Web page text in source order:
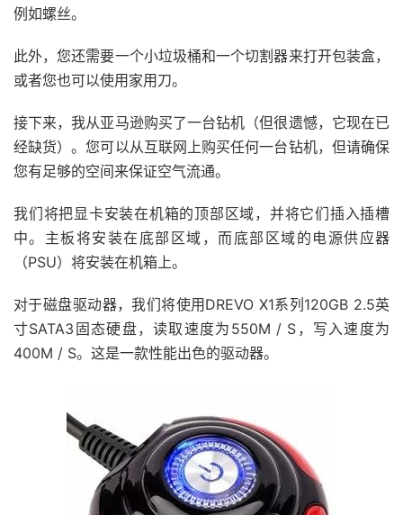
例如螺丝。
此外，您还需要一个小垃圾桶和一个切割器来打开包装盒，
或者您也可以使用家用刀。
接下来，我从亚马逊购买了一台钻机（但很遗憾，它现在已
经缺货）。您可以从互联网上购买任何一台钻机，但请确保
您有足够的空间来保证空气流通。
我们将把显卡安装在机箱的顶部区域，并将它们插入插槽
中。主板将安装在底部区域，而底部区域的电源供应器
（PSU）将安装在机箱上。
对于磁盘驱动器，我们将使用DREVO X1系列120GB 2.5英
寸SATA3固态硬盘，读取速度为550M / S，写入速度为
400M / S。这是一款性能出色的驱动器。